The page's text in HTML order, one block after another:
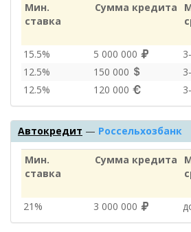
Мин.
ставка
Сумма кредита
15.5%
5 000 000
12.5%
150 000
12.5%
120 000
Автокредит — Россельхозбанк
Мин.
ставка
Сумма кредита
21%
3 000 000